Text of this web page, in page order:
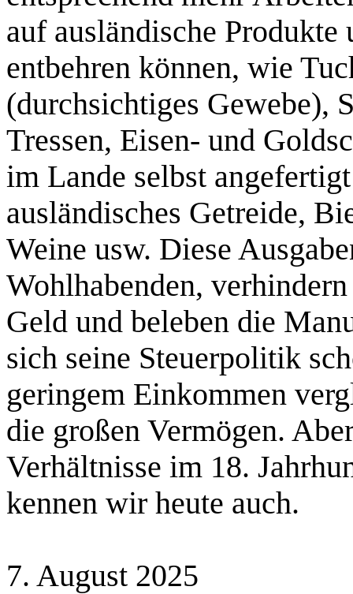
auf ausländische
entbehren können, wie
(durchsichtiges Gewebe),
Tressen, Eisen- und
im Lande selbst
ausländisches Getreide,
Weine usw. Diese
Wohlhabenden,
Geld und beleben die
sich seine Steuerpolitik
geringem Einkommen
die großen Vermögen.
Verhältnisse im 18.
kennen wir heute auch.
7. August 2025